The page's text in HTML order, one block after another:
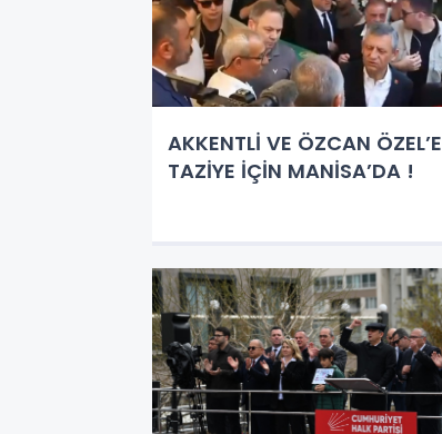
AKKENTLİ VE ÖZCAN ÖZEL’E
TAZİYE İÇİN MANİSA’DA !